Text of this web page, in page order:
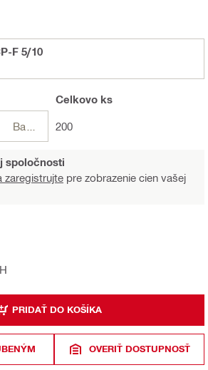
F 5/10
Celkovo ks
200
spoločnosti
zaregistrujte pre zobrazenie cien vašej
PRIDAŤ DO KOŠÍKA
OVERIŤ DOSTUPNOSŤ